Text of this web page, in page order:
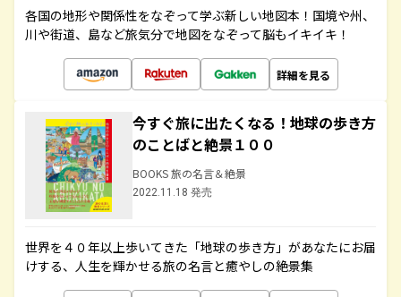
各国の地形や関係性をなぞって学ぶ新しい地図本！国境や州、
川や街道、島など旅気分で地図をなぞって脳もイキイキ！
詳細を見る
今すぐ旅に出たくなる！地球の歩き方
のことばと絶景１００
BOOKS 旅の名言＆絶景
2022.11.18 発売
世界を４０年以上歩いてきた「地球の歩き方」があなたにお届
けする、人生を輝かせる旅の名言と癒やしの絶景集